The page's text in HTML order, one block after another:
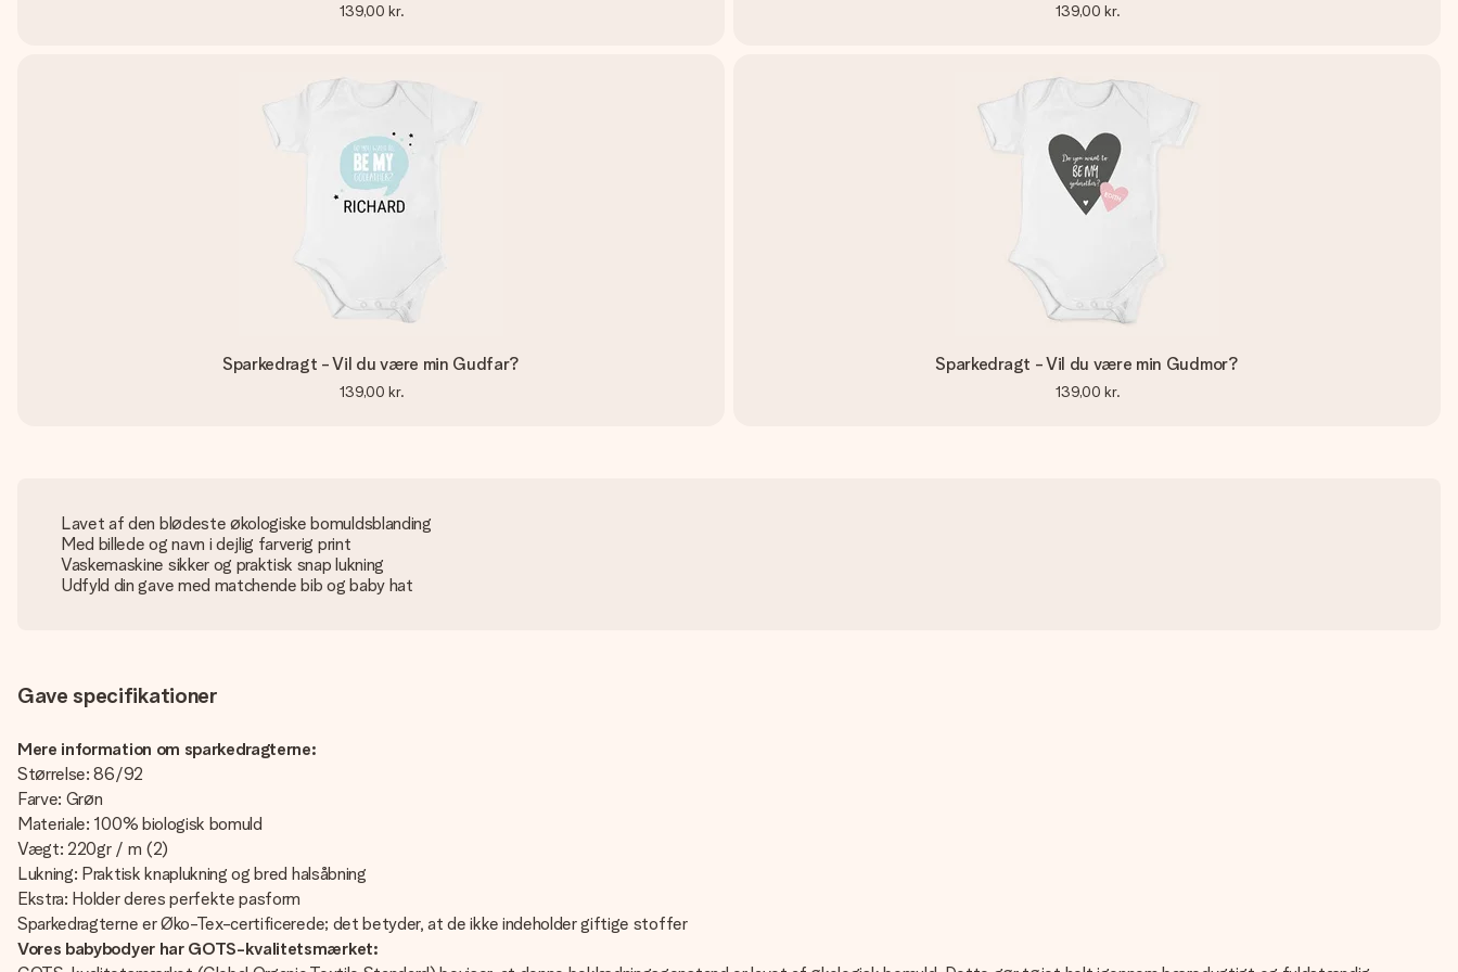
139,00 kr. 139,00 kr.
Sparkedragt - Vil du være min Gudfar?
139,00 kr.
Sparkedragt - Vil du være min Gudmor?
139,00 kr.
Lavet af den blødeste økologiske bomuldsblanding
Med billede og navn i dejlig farverig print
Vaskemaskine sikker og praktisk snap lukning
Udfyld din gave med matchende bib og baby hat
Gave specifikationer
Mere information om sparkedragterne:
Størrelse: 86/92
Farve: Grøn
Materiale: 100% biologisk bomuld
Vægt: 220gr / m (2)
Lukning: Praktisk knaplukning og bred halsåbning
Ekstra: Holder deres perfekte pasform
Sparkedragterne er Øko-Tex-certificerede; det betyder, at de ikke indeholder giftige stoffer
Vores babybodyer har GOTS-kvalitetsmærket: